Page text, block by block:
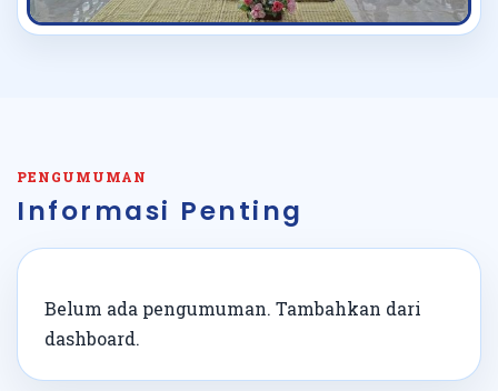
PENGUMUMAN
Informasi Penting
Belum ada pengumuman. Tambahkan dari
dashboard.